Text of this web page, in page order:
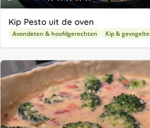
Kip Pesto uit de oven
Avondeten & hoofdgerechten Kip & gevogelte